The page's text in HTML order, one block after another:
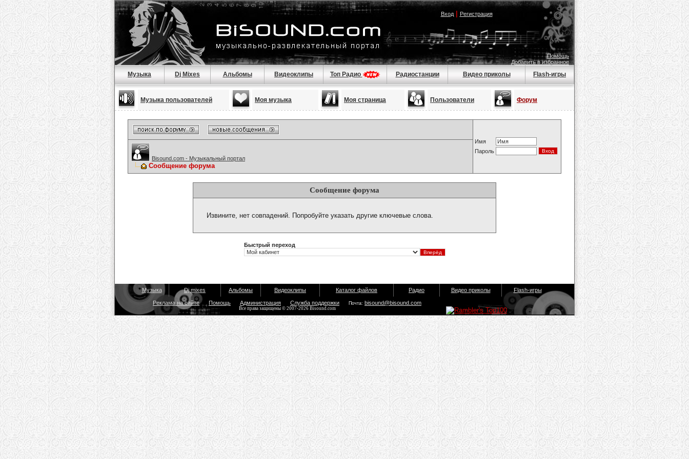
Вход| Регистрация
Помощь
Добавить в избранное
Музыка Dj Mixes Альбомы Видеоклипы Топ Радио Радиостанции Видео приколы Flash-игры
Музыка пользователей Моя музыка Моя страница Пользователи Форум
Имя
Пароль
Bisound.com - Музыкальный портал
Сообщение форума
Сообщение форума
Извините, нет совпадений. Попробуйте указать другие ключевые слова.
Быстрый переход
Музыка Dj mixes Альбомы Видеоклипы Каталог файлов Радио Видео приколы Flash-игры
Реклама на сайте Помощь Администрация Служба поддержки Почта: bisound@bisound.com
Все права защищены © 2007-2026 Bisound.com